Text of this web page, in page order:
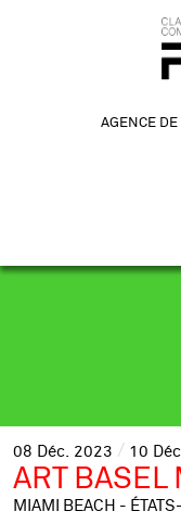
AGENCE
08 Déc. 2023 10 Déc.
ART BASEL
MIAMI BEACH -